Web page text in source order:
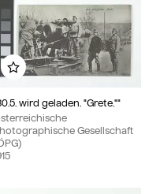
wird geladen. "Grete.""
Gesellschaft
Zu meinem Album